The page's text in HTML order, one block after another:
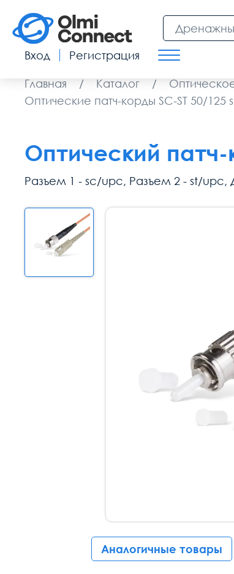
Вход Регистрация
Главная / Каталог /
Оптические патч-корды SC-ST 50/125
Оптический
Разъем 1 - sc/upc, Разъем 2 - st/upc,
Аналогичные товары